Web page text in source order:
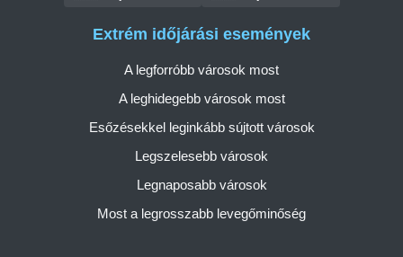
Extrém időjárási események
A legforróbb városok most
A leghidegebb városok most
Esőzésekkel leginkább sújtott városok
Legszelesebb városok
Legnaposabb városok
Most a legrosszabb levegőminőség